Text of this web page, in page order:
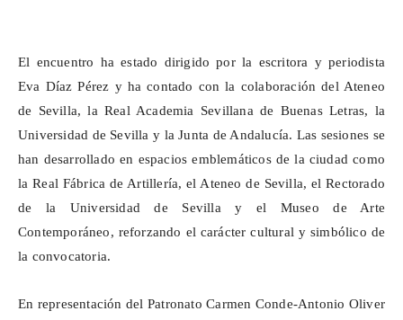
El encuentro ha estado dirigido por la escritora y periodista
Eva Díaz Pérez y ha contado con la colaboración del Ateneo
de Sevilla, la Real Academia Sevillana de Buenas Letras, la
Universidad de Sevilla y la Junta de Andalucía. Las sesiones se
han desarrollado en espacios emblemáticos de la ciudad como
la Real Fábrica de Artillería, el Ateneo de Sevilla, el Rectorado
de la Universidad de Sevilla y el Museo de Arte
Contemporáneo, reforzando el carácter cultural y simbólico de
la convocatoria.
En representación del Patronato Carmen Conde-Antonio Oliver